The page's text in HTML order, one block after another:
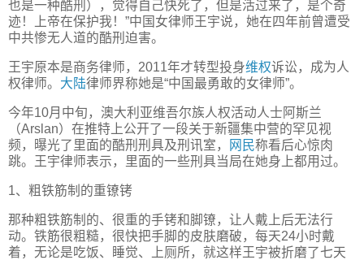
也是一种酷刑），觉得自己快死了，但是活过来了，是个奇
迹！上帝在保护我！”中国女律师王宇说，她在四年前曾遭受
中共惨无人道的酷刑迫害。
王宇原本是商务律师，2011年才转型投身维权诉讼，成为人
权律师。 大陆律师界称她是“中国最勇敢的女律师”。
今年10月中旬，澳大利亚维吾尔族人权活动人士阿斯兰
（Arslan）在推特上公开了一段关于新疆集中营的罕见视
频，曝光了里面的酷刑刑具及刑讯室，
网民称看后心惊肉
跳。王宇律师表示，里面的一些刑具当局在她身上都用过。
1、粗铁筋制的重镣铐
那种粗铁筋制的、很重的手铐和脚镣，让人戴上后无法行
动。铁筋很粗糙，很快把手脚的皮肤磨破，每天24小时戴
着，无论是吃饭、睡觉、上厕所，就这样王宇被折磨了七天